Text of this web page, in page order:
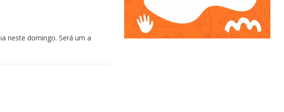
neste domingo. Será um a